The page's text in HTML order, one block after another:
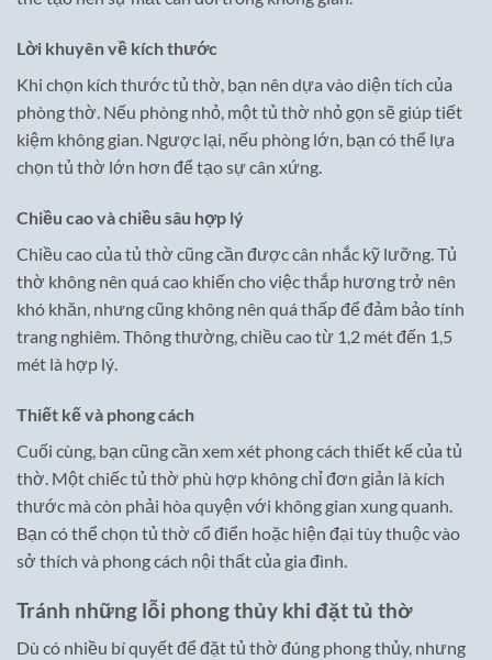
Lời khuyên về kích thước
Khi chọn kích thước tủ thờ, bạn nên dựa vào diện tích của
phòng thờ. Nếu phòng nhỏ, một tủ thờ nhỏ gọn sẽ giúp tiết
kiệm không gian. Ngược lại, nếu phòng lớn, bạn có thể lựa
chọn tủ thờ lớn hơn để tạo sự cân xứng.
Chiều cao và chiều sâu hợp lý
Chiều cao của tủ thờ cũng cần được cân nhắc kỹ lưỡng. Tủ
thờ không nên quá cao khiến cho việc thắp hương trở nên
khó khăn, nhưng cũng không nên quá thấp để đảm bảo tính
trang nghiêm. Thông thường, chiều cao từ 1,2 mét đến 1,5
mét là hợp lý.
Thiết kế và phong cách
Cuối cùng, bạn cũng cần xem xét phong cách thiết kế của tủ
thờ. Một chiếc tủ thờ phù hợp không chỉ đơn giản là kích
thước mà còn phải hòa quyện với không gian xung quanh.
Bạn có thể chọn tủ thờ cổ điển hoặc hiện đại tùy thuộc vào
sở thích và phong cách nội thất của gia đình.
Tránh những lỗi phong thủy khi đặt tủ thờ
Dù có nhiều bí quyết để đặt tủ thờ đúng phong thủy, nhưng